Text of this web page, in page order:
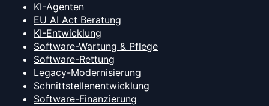
KI-Agenten
EU AI Act Beratung
KI-Entwicklung
Software-Wartung & Pflege
Software-Rettung
Legacy-Modernisierung
Schnittstellenentwicklung
Software-Finanzierung